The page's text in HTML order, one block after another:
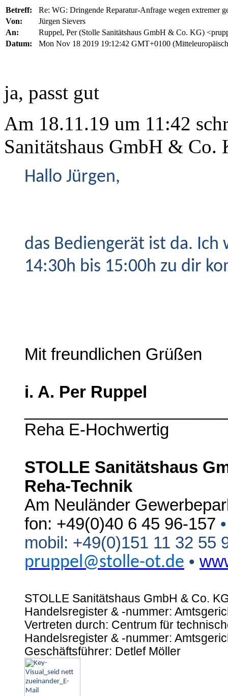
Betreff:
Re: WG: Dringende Reparatur-Anfrage wegen extremer
Von:
Jürgen Sievers
An:
Ruppel, Per (Stolle Sanitätshaus GmbH & Co. KG)
Datum:
Mon Nov 18 2019 19:12:42 GMT+0100
ja, passt gut
Am 18.11.19 um 11:42
Sanitätshaus GmbH & Co.
Hallo Jürgen,
das Bediengerät ist da.
14:30h bis 15:00h zu dir
Mit freundlichen Grüßen
i. A. Per Ruppel
Reha E-Hochwertig
STOLLE Sanitätshaus
Reha-Technik
Am Neuländer
fon: +49(0)40 6 45 96-157 •
mobil: +49(0)151 11 32 55
pruppel@stolle-ot.de •
STOLLE Sanitätshaus GmbH & Co.
Handelsregister & -nummer:
Vertreten durch: Centrum für
Handelsregister & -nummer:
Geschäftsführer: Detlef Möller